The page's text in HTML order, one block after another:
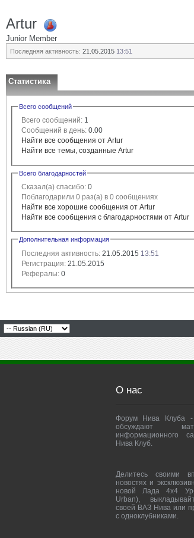
Artur
Junior Member
Последняя активность: 21.05.2015 13:51
Статистика
Всего сообщений
Всего сообщений: 1
Сообщений в день: 0.00
Найти все сообщения от Artur
Найти все темы, созданные Artur
Всего благодарностей
Сказал(а) спасибо: 0
Поблагодарили 0 раз(а) в 0 сообщениях
Найти все хорошие сообщения от Artur
Найти все сообщения с благодарностями от Artur
Дополнительная информация
Последняя активность: 21.05.2015 13:51
Регистрация: 21.05.2015
Рефералы: 0
О нас
Форум Нива Клуба -
обсуждают
информационного
Нива Клуб.
Делитесь своими
новостях и
новой Лада 4х4
Urban),
своей ВАЗ Нива или
с одноклубниками.